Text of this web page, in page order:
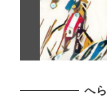
へ